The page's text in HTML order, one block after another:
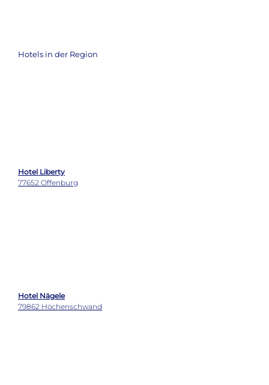
Hotels in der Region
Hotel Liberty
77652 Offenburg
Colombi Hotel